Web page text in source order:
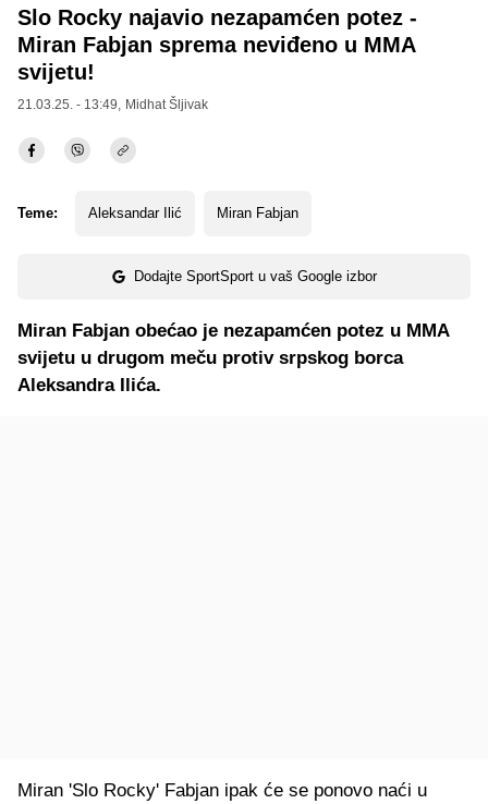
Slo Rocky najavio nezapamćen potez -
Miran Fabjan sprema neviđeno u MMA
svijetu!
21.03.25. - 13:49, Midhat Šljivak
Teme: Aleksandar Ilić Miran Fabjan
Dodajte SportSport u vaš Google izbor
Miran Fabjan obećao je nezapamćen potez u MMA
svijetu u drugom meču protiv srpskog borca
Aleksandra Ilića.
Miran 'Slo Rocky' Fabjan ipak će se ponovo naći u